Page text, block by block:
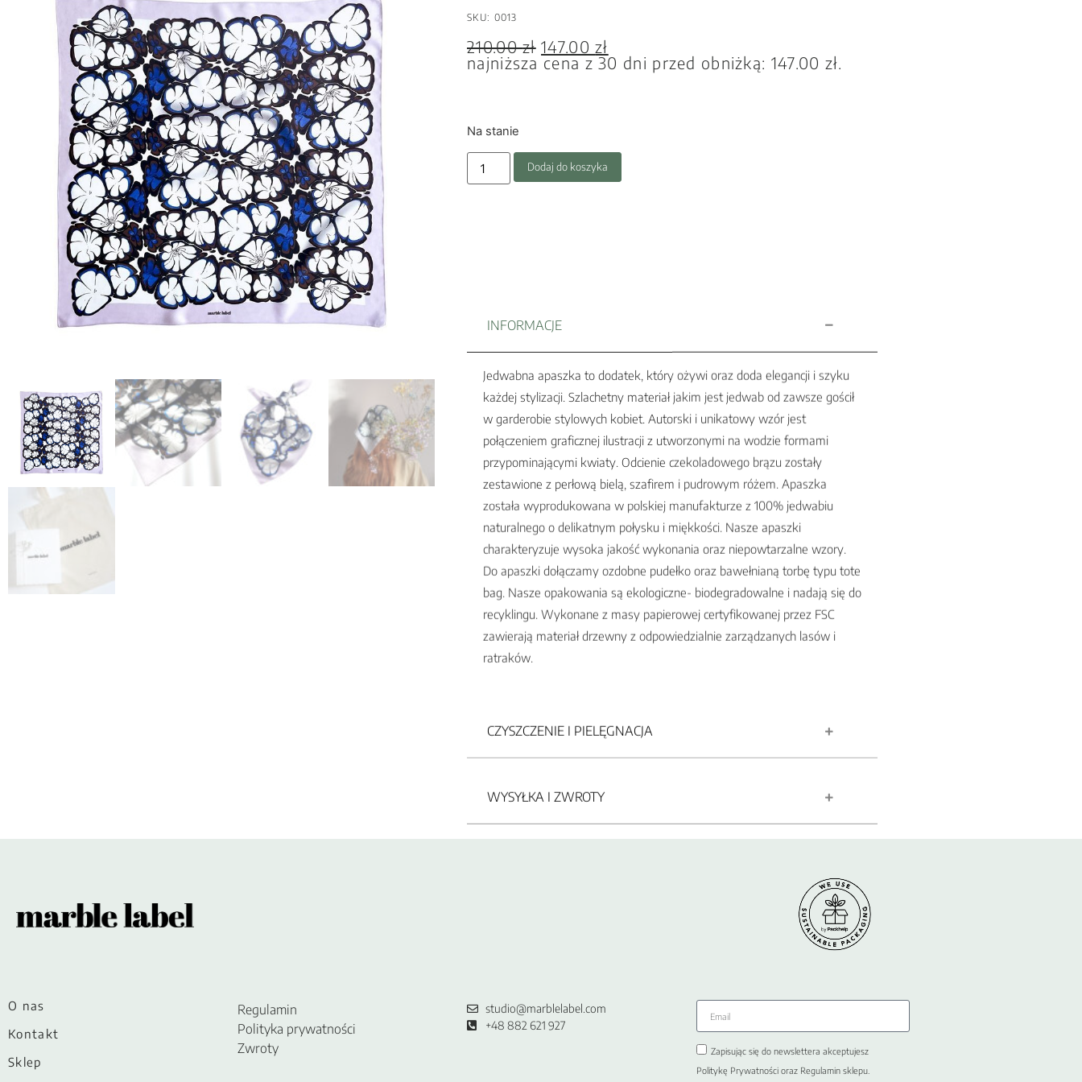
SKU: 0013
210.00zł 147.00zł
najniższa cena z 30 dni przed obniżką: 147.00 zł.
Na stanie
Dodaj do koszyka
INFORMACJE
Jedwabna apaszka to dodatek, który ożywi oraz doda elegancji i szyku
każdej stylizacji. Szlachetny materiał jakim jest jedwab od zawsze gościł
w garderobie stylowych kobiet. Autorski i unikatowy wzór jest
połączeniem graficznej ilustracji z utworzonymi na wodzie formami
przypominającymi kwiaty. Odcienie czekoladowego brązu zostały
zestawione z perłową bielą, szafirem i pudrowym różem. Apaszka
została wyprodukowana w polskiej manufakturze z 100% jedwabiu
naturalnego o delikatnym połysku i miękkości. Nasze apaszki
charakteryzuje wysoka jakość wykonania oraz niepowtarzalne wzory.
Do apaszki dołączamy ozdobne pudełko oraz bawełnianą torbę typu tote
bag. Nasze opakowania są ekologiczne- biodegradowalne i nadają się do
recyklingu. Wykonane z masy papierowej certyfikowanej przez FSC
zawierają materiał drzewny z odpowiedzialnie zarządzanych lasów i
ratraków.
CZYSZCZENIE I PIELĘGNACJA
WYSYŁKA I ZWROTY
O nas
Kontakt
Sklep
Regulamin
Polityka prywatności
Zwroty
studio@marblelabel.com
+48 882 621 927
Zapisując się do newslettera akceptujesz
Politykę Prywatności oraz Regulamin sklepu.